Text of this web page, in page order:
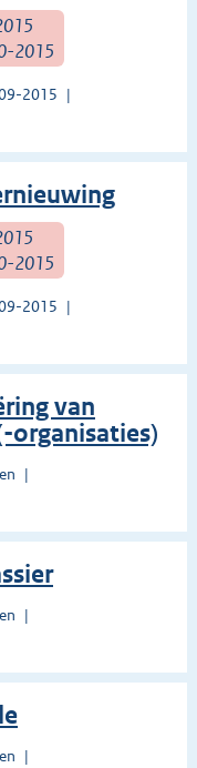
2015
2015
2015
2015
van
organisaties)